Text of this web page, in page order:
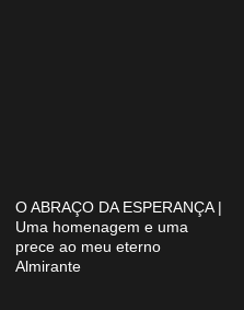
O ABRAÇO DA ESPERANÇA |
Uma homenagem e uma
prece ao meu eterno
Almirante